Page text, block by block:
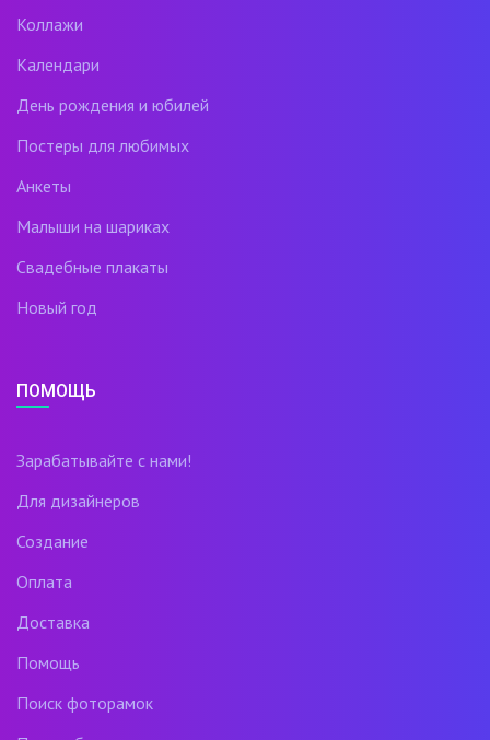
Коллажи
Календари
День рождения и юбилей
Постеры для любимых
Анкеты
Малыши на шариках
Свадебные плакаты
Новый год
ПОМОЩЬ
Зарабатывайте с нами!
Для дизайнеров
Создание
Оплата
Доставка
Помощь
Поиск фоторамок